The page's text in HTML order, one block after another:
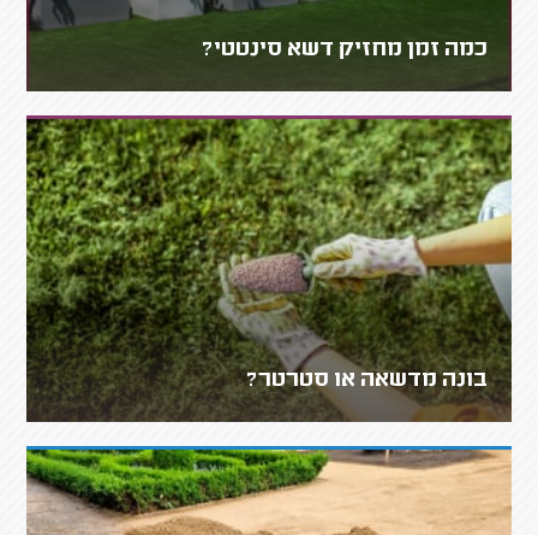
כמה זמן מחזיק דשא סינטטי?
בונה מדשאה או סטרטר?